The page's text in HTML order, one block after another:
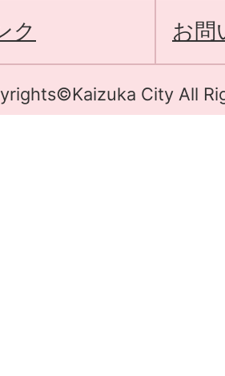
ク お問
City All